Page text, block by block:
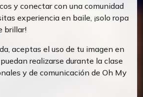
y conectar con una comunidad
experiencia en baile, ¡solo ropa
brillar!
aceptas el uso de tu imagen en
realizarse durante la clase
y de comunicación de Oh My